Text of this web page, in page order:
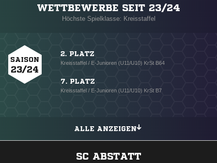
WETTBEWERBE SEIT 23/24
Höchste Spielklasse: Kreisstaffel
SAISON
23/24
2. PLATZ
Kreisstaffel / E-Junioren (U11/U10) KrSt B64
7. PLATZ
Kreisstaffel / E-Junioren (U11/U10) KrSt B7
ALLE ANZEIGEN
SC ABSTATT